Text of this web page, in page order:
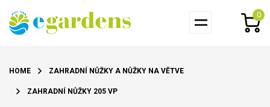
0
HOME ZAHRADNÍ NŮŽKY A NŮŽKY NA VĚTVE
ZAHRADNÍ NŮŽKY 205 VP